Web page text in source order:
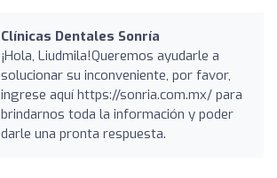
Clínicas Dentales Sonría
¡Hola, Liudmila!Queremos ayudarle a
solucionar su inconveniente, por favor,
ingrese aquí https://sonria.com.mx/ para
brindarnos toda la información y poder
darle una pronta respuesta.